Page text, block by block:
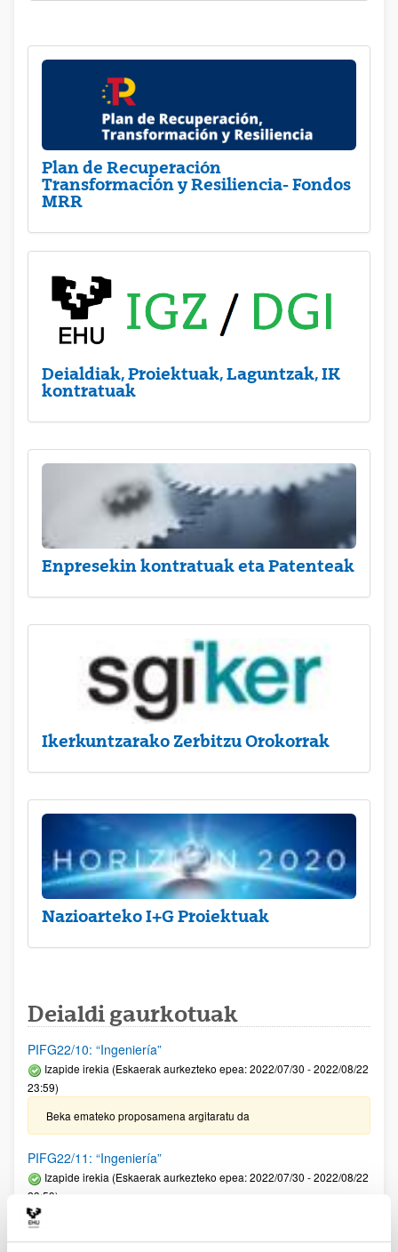
Plan de Recuperación
Transformación y Resiliencia- Fondos
MRR
Deialdiak, Proiektuak, Laguntzak, IK
kontratuak
Enpresekin kontratuak eta Patenteak
Ikerkuntzarako Zerbitzu Orokorrak
Nazioarteko I+G Proiektuak
Deialdi gaurkotuak
PIFG22/10: “Ingeniería”
Izapide irekia (Eskaerak aurkezteko epea: 2022/07/30 - 2022/08/22
23:59)
Beka emateko proposamena argitaratu da
PIFG22/11: “Ingeniería”
Izapide irekia (Eskaerak aurkezteko epea: 2022/07/30 - 2022/08/22
23:59)